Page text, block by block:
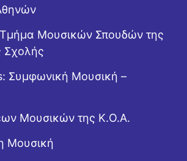
Μουσικών Σπουδών της
Σχολής
Συμφωνική Μουσική –
Μουσικών της Κ.Ο.Α.
Μουσική